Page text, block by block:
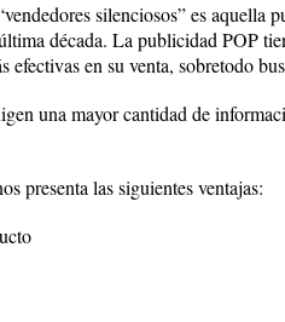
silenciosos” es aquella
década. La publicidad POP
efectivas en su venta, sobretodo
una mayor cantidad de
presenta las siguientes ventajas: